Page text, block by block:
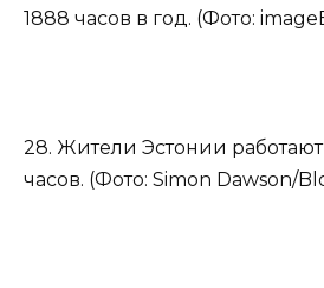
1888 часов в год. (Фото:
28. Жители Эстонии работают
часов. (Фото: Simon Dawson/